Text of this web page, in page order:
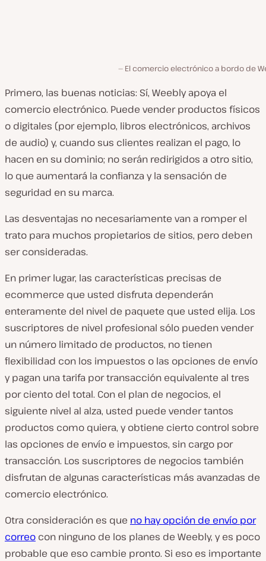
El comercio electrónico a bordo de
Primero, las buenas noticias: Sí, Weebly apoya el
comercio electrónico. Puede vender productos físicos
o digitales (por ejemplo, libros electrónicos, archivos
de audio) y, cuando sus clientes realizan el pago, lo
hacen en su dominio; no serán redirigidos a otro sitio,
lo que aumentará la confianza y la sensación de
seguridad en su marca.
Las desventajas no necesariamente van a romper el
trato para muchos propietarios de sitios, pero deben
ser consideradas.
En primer lugar, las características precisas de
ecommerce que usted disfruta dependerán
enteramente del nivel de paquete que usted elija. Los
suscriptores de nivel profesional sólo pueden vender
un número limitado de productos, no tienen
flexibilidad con los impuestos o las opciones de envío
y pagan una tarifa por transacción equivalente al tres
por ciento del total. Con el plan de negocios, el
siguiente nivel al alza, usted puede vender tantos
productos como quiera, y obtiene cierto control sobre
las opciones de envío e impuestos, sin cargo por
transacción. Los suscriptores de negocios también
disfrutan de algunas características más avanzadas de
comercio electrónico.
Otra consideración es que no hay opción de envío por
correo con ninguno de los planes de Weebly, y es poco
probable que eso cambie pronto. Si eso es importante